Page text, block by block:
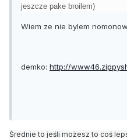
jeszcze pake broilem)
Wiem ze nie bylem
demko: http://
Średnie to jeśli możesz to coś